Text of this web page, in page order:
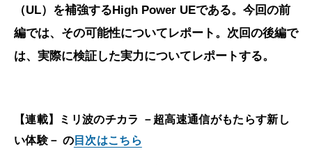
（UL）を補強するHigh Power UEである。今回の前
編では、その可能性についてレポート。次回の後編で
は、実際に検証した実力についてレポートする。
【連載】ミリ波のチカラ －超高速通信がもたらす新し
い体験－ の目次はこちら